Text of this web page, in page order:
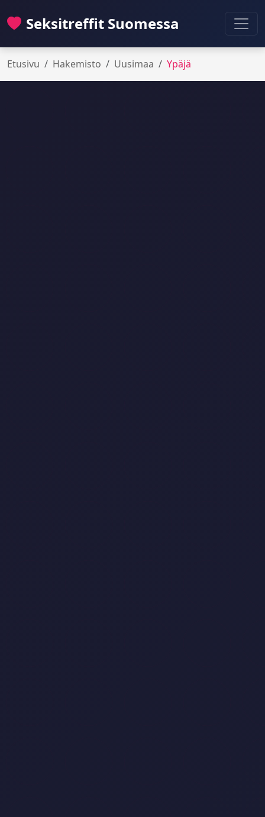
Seksitreffit Suomessa
Etusivu Hakemisto Uusimaa Ypäjä